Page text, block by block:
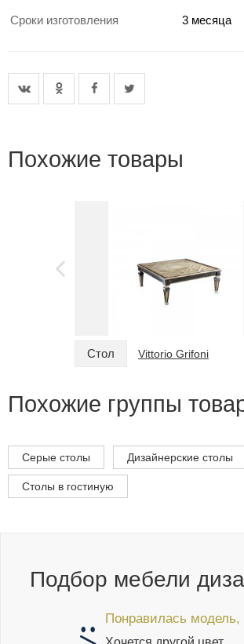
Сроки изготовления 3 месяца
Похожие товары
Стол Vittorio Grifoni
Похожие группы
Серые столы Дизайнерские столы
Столы в гостиную
Подбор мебели
Понравилась модель,